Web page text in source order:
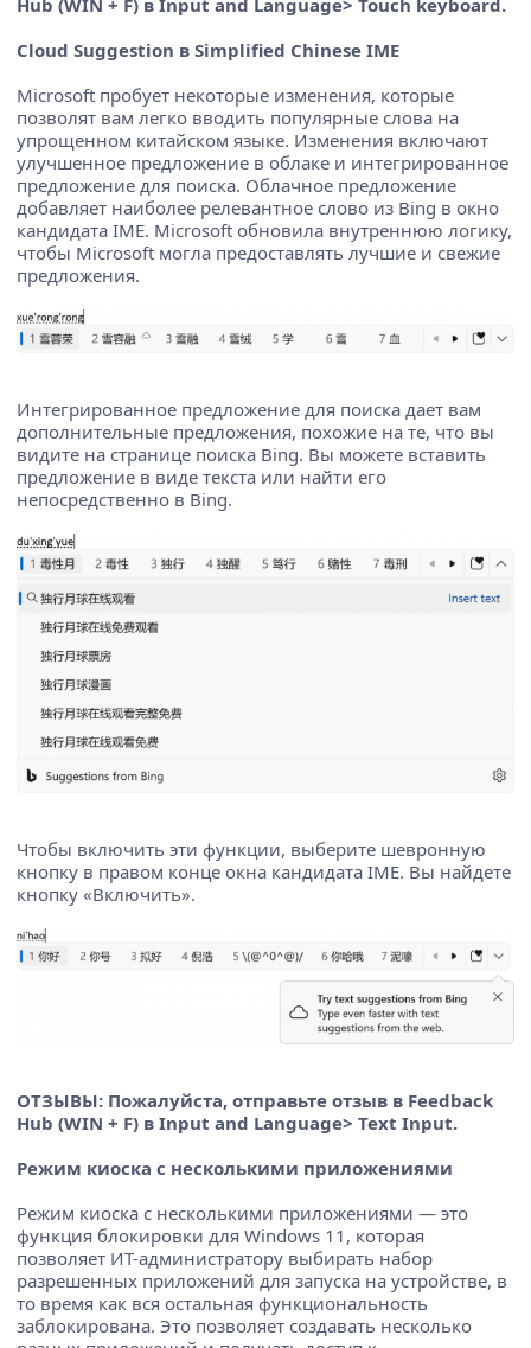
Hub (WIN + F) в Input and Language> Touch keyboard.
Cloud Suggestion в Simplified Chinese IME
Microsoft пробует некоторые изменения, которые
позволят вам легко вводить популярные слова на
упрощенном китайском языке. Изменения включают
улучшенное предложение в облаке и интегрированное
предложение для поиска. Облачное предложение
добавляет наиболее релевантное слово из Bing в окно
кандидата IME. Microsoft обновила внутреннюю логику,
чтобы Microsoft могла предоставлять лучшие и свежие
предложения.
Интегрированное предложение для поиска дает вам
дополнительные предложения, похожие на те, что вы
видите на странице поиска Bing. Вы можете вставить
предложение в виде текста или найти его
непосредственно в Bing.
Чтобы включить эти функции, выберите шевронную
кнопку в правом конце окна кандидата IME. Вы найдете
кнопку «Включить».
ОТЗЫВЫ: Пожалуйста, отправьте отзыв в Feedback
Hub (WIN + F) в Input and Language> Text Input.
Режим киоска с несколькими приложениями
Режим киоска с несколькими приложениями — это
функция блокировки для Windows 11, которая
позволяет ИТ-администратору выбирать набор
разрешенных приложений для запуска на устройстве, в
то время как вся остальная функциональность
заблокирована. Это позволяет создавать несколько